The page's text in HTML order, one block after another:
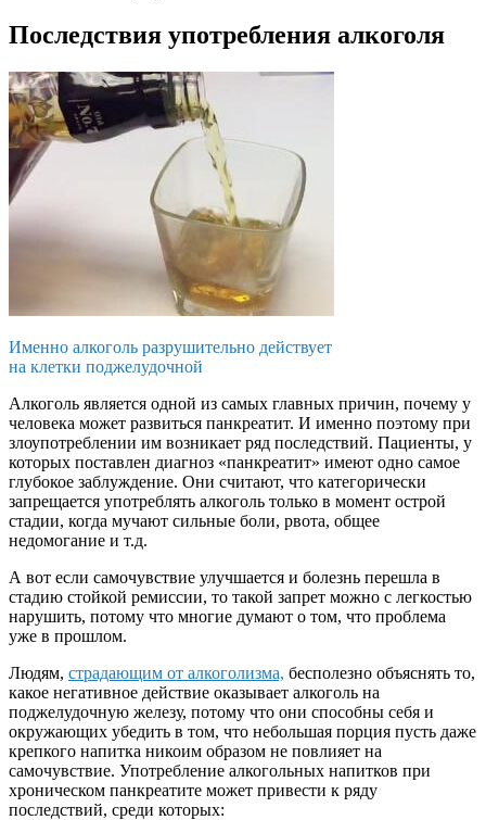
Последствия употребления алкоголя
Именно алкоголь разрушительно действует
на клетки поджелудочной
Алкоголь является одной из самых главных причин, почему у
человека может развиться панкреатит. И именно поэтому при
злоупотреблении им возникает ряд последствий. Пациенты, у
которых поставлен диагноз «панкреатит» имеют одно самое
глубокое заблуждение. Они считают, что категорически
запрещается употреблять алкоголь только в момент острой
стадии, когда мучают сильные боли, рвота, общее
недомогание и т.д.
А вот если самочувствие улучшается и болезнь перешла в
стадию стойкой ремиссии, то такой запрет можно с легкостью
нарушить, потому что многие думают о том, что проблема
уже в прошлом.
Людям, страдающим от алкоголизма, бесполезно объяснять то,
какое негативное действие оказывает алкоголь на
поджелудочную железу, потому что они способны себя и
окружающих убедить в том, что небольшая порция пусть даже
крепкого напитка никоим образом не повлияет на
самочувствие. Употребление алкогольных напитков при
хроническом панкреатите может привести к ряду
последствий, среди которых: